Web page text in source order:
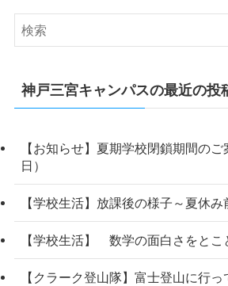
神戸三宮キャンパスの最近の投
【お知らせ】夏期学校閉鎖期間の
日）
【学校生活】放課後の様子～夏休み
【学校生活】 数学の面白さをとこ
【クラーク登山隊】富士登山に行